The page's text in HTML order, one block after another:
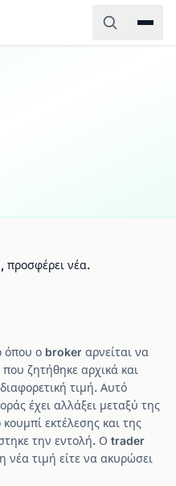
προσφέρει νέα.
όπου ο broker αρνείται να
ζητήθηκε αρχικά και
τιμή. Αυτό
έχει αλλάξει μεταξύ της
εκτέλεσης και της
την εντολή. Ο trader
νέα τιμή είτε να ακυρώσει